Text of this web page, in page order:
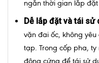
ngắn thời gian lắp
Dễ lắp đặt và tái sử
vặn đai ốc, không
tạp. Trong cốp pha,
đông cứng để tái sử